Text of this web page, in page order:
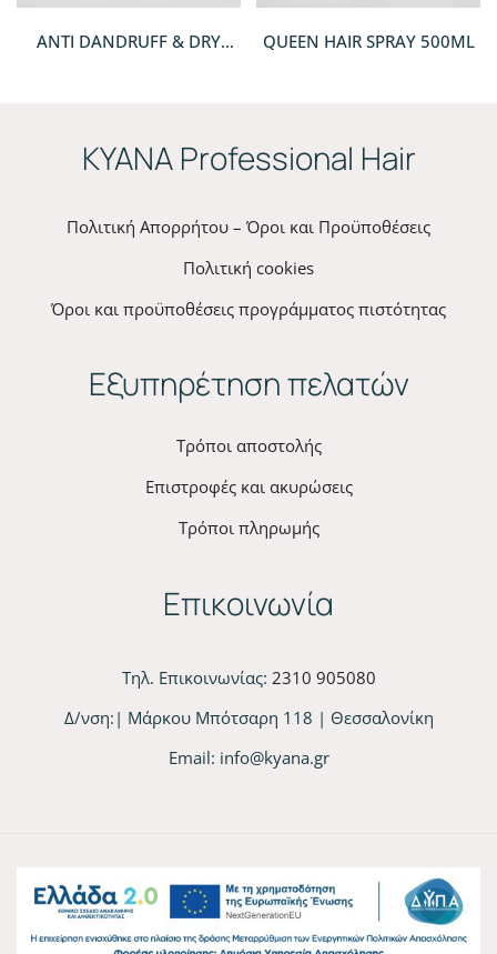
ANTI DANDRUFF & DRY
QUEEN HAIR SPRAY 500ML
ΚYANA Professional Hair
Πολιτική Απορρήτου – Όροι και Προϋποθέσεις
Πολιτική cookies
Όροι και προϋποθέσεις προγράμματος πιστότητας
Εξυπηρέτηση πελατών
Τρόποι αποστολής
Επιστροφές και ακυρώσεις
Τρόποι πληρωμής
Επικοινωνία
Τηλ. Επικοινωνίας: 2310 905080
Δ/νση:| Μάρκου Μπότσαρη 118 | Θεσσαλονίκη
Email: info@kyana.gr